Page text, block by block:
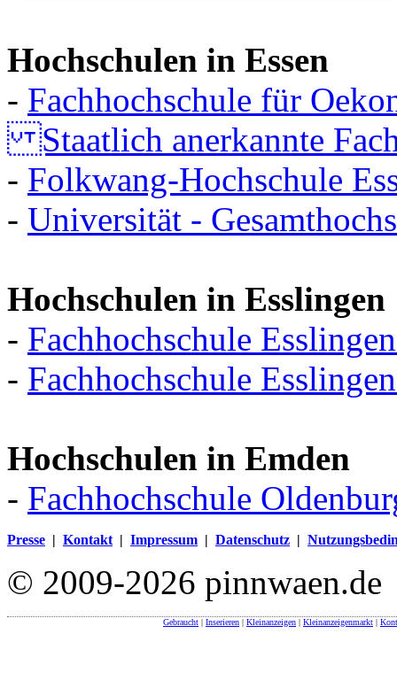
Hochschulen in Essen
- Fachhochschule für
Staatlich anerkannte
- Folkwang-Hochschule
- Universität -
Hochschulen in Esslingen
- Fachhochschule
- Fachhochschule
Hochschulen in Emden
- Fachhochschule
Presse | Kontakt | Impressum | Datenschutz |
© 2009-2026 pinnwaen.de
Gebraucht | Inserieren | Kleinanzeigen | Kleinanzeigenmarkt |